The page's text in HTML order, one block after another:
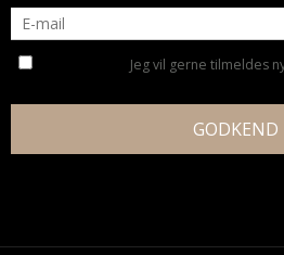
Jeg vil gerne tilmeldes
GODKEND